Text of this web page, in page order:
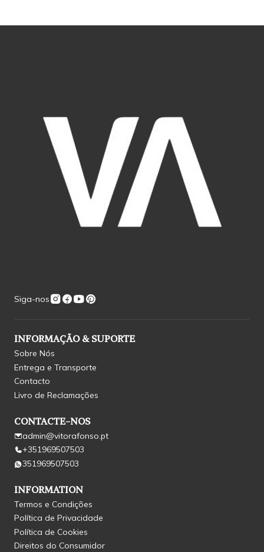
Siga-nos
INFORMAÇÃO & SUPORTE
Sobre Nós
Entrega e Transporte
Contacto
Livro de Reclamações
CONTACTE-NOS
admin@vitorafonso.pt
+351969507503
351969507503
INFORMATION
Termos e Condições
Política de Privacidade
Política de Cookies
Direitos do Consumidor